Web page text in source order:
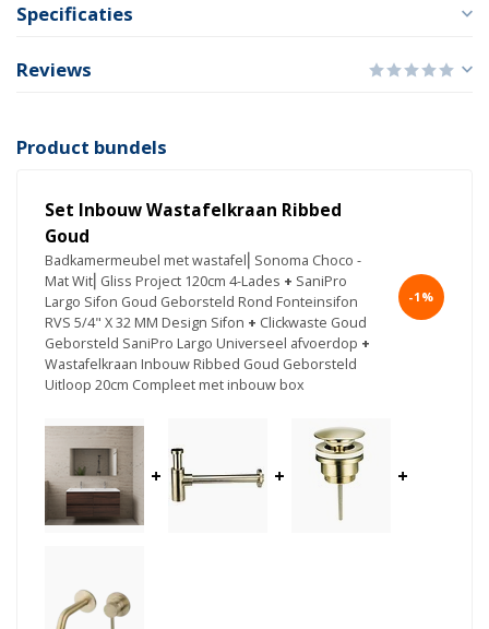
Specificaties
Reviews
Product bundels
Set Inbouw Wastafelkraan Ribbed
Goud
Badkamermeubel met wastafel⎢Sonoma Choco -
Mat Wit⎢Gliss Project 120cm 4-Lades + SaniPro
Largo Sifon Goud Geborsteld Rond Fonteinsifon
RVS 5/4" X 32 MM Design Sifon + Clickwaste Goud
Geborsteld SaniPro Largo Universeel afvoerdop +
Wastafelkraan Inbouw Ribbed Goud Geborsteld
Uitloop 20cm Compleet met inbouw box
-1%
+ + +